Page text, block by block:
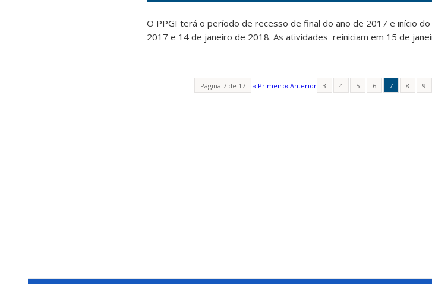
O PPGI terá o período de recesso de final do ano de 2017 e início
2017 e 14 de janeiro de 2018. As atividades reiniciam em 15 de
Página 7 de 17 « Primeiro‹ Anterior 3 4 5 6 7 8 9